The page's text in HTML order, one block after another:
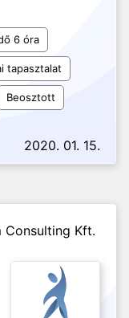
6 óra
tapasztalat
Beosztott
2020. 01. 15.
Consulting Kft.